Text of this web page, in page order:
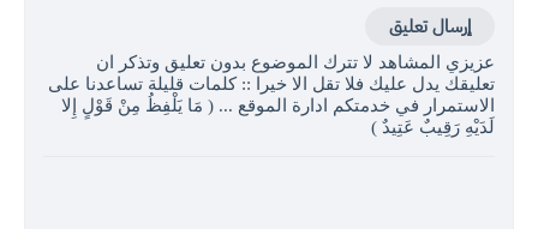
إرسال تعليق
عزيزي المشاهد لا تترك الموضوع بدون تعليق وتذكر ان
تعليقك يدل عليك فلا تقل الا خيرا :: كلمات قليلة تساعدنا على
الاستمرار في خدمتكم ادارة الموقع ... ( مَا يَلْفِظُ مِنْ قَوْلٍ إِلا
لَدَيْهِ رَقِيبٌ عَتِيدٌ )